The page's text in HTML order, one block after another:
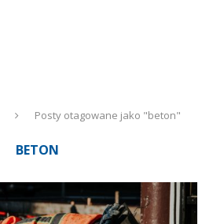
Posty otagowane jako "beton"
BETON